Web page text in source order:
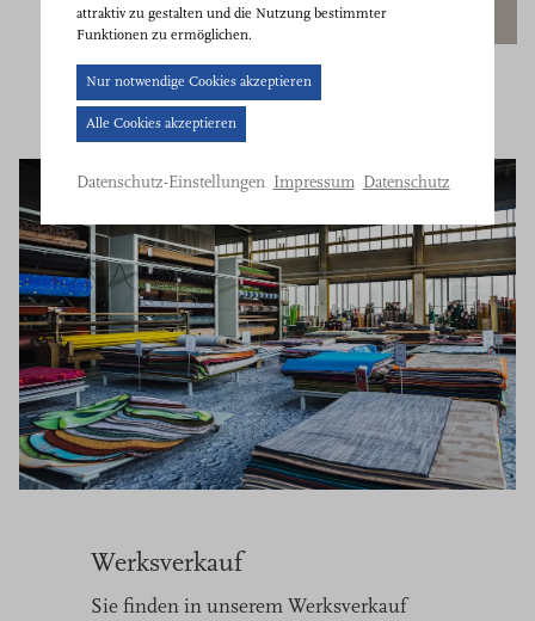
Werksverkauf
Sie finden in unserem Werksverkauf
attraktiv zu gestalten und die Nutzung bestimmter
Funktionen zu ermöglichen.
Nur notwendige Cookies akzeptieren
Alle Cookies akzeptieren
Datenschutz-Einstellungen Impressum Datenschutz
Cookie-
treffen
Sie
eine
Auswahl.